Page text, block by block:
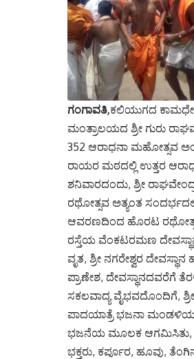
ಗಂಗಾವತಿ,ಕಲಿಯುಗದ
ಮಂತ್ರಾಲಯದ ಶ್ರೀ ಗುರು
352 ಆರಾಧನಾ ಮಹೋತ್ಸವ
ರಾಯರ ಮಠದಲ್ಲಿ ಉತ್ತರ
ಶನಿವಾರದಂದು, ಶ್ರೀ
ರಥೋತ್ಸವ ಅತ್ಯಂತ
ಆವರಣದಿಂದ ಹೊರಟ
ರಸ್ತೆಯ ವೆಂಕಟರಮಣ
ವೃತ, ಶ್ರೀ ನಗರೇಶ್ವರ ದೇವಸ್ಥಾನ
ಪ್ರಾಣೇಶ, ದೇವಸ್ಥಾನದವರೆಗೆ
ಸಕಲವಾದ್ಯ ವೈಭವದೊಂದಿಗೆ,
ಪಾದಯಾತ್ರೆ ಭಜನಾ
ಭಜನೆಯ ಮೂಲಕ ಆಗಮಿಸಿತು,
ಭಕ್ತರು, ಕರ್ಪೂರ, ಹೂವು,